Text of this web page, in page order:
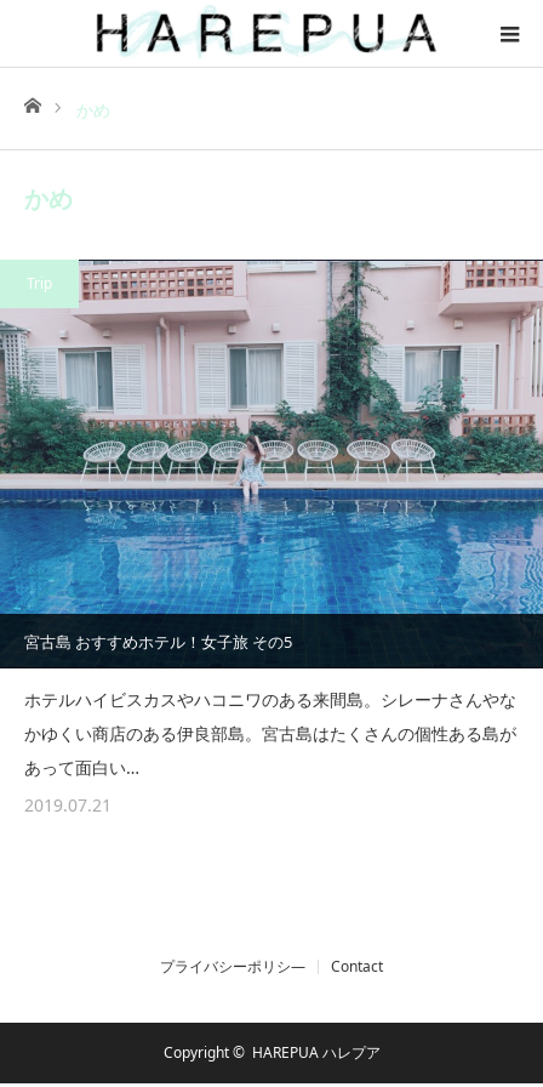
ホームかめ
かめ
Trip
宮古島 おすすめホテル！女子旅 その5
ホテルハイビスカスやハコニワのある来間島。シレーナさんやな
かゆくい商店のある伊良部島。宮古島はたくさんの個性ある島が
あって面白い…
2019.07.21
プライバシーポリシ― Contact
Copyright © HAREPUA ハレプア